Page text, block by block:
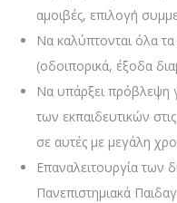
αμοιβές, επιλογή
Να καλύπτονται όλα
(οδοιπορικά, έξοδα
Να υπάρξει πρόβλεψη
των εκπαιδευτικών
σε αυτές με μεγάλη
Επαναλειτουργία των
Πανεπιστημιακά